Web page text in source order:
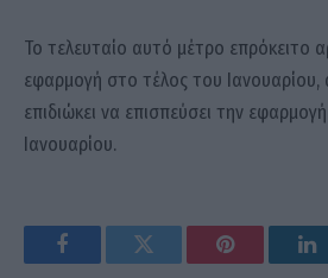
Το τελευταίο αυτό μέτρο επρόκειτο
εφαρμογή στο τέλος του Ιανουαρίου,
επιδιώκει να επισπεύσει την
Ιανουαρίου.
FacebookTwitter Pinterest